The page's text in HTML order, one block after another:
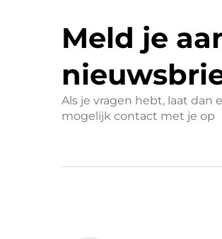
Meld je
Als je vragen hebt, laat dan
mogelijk contact met je op